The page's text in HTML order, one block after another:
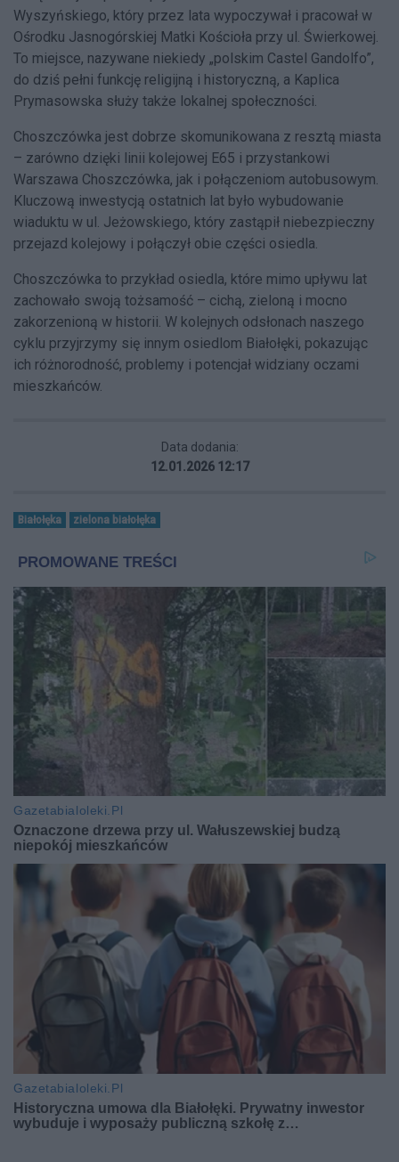
Wyszyńskiego, który przez lata wypoczywał i pracował w
Ośrodku Jasnogórskiej Matki Kościoła przy ul. Świerkowej.
To miejsce, nazywane niekiedy „polskim Castel Gandolfo”,
do dziś pełni funkcję religijną i historyczną, a Kaplica
Prymasowska służy także lokalnej społeczności.
Choszczówka jest dobrze skomunikowana z resztą miasta
– zarówno dzięki linii kolejowej E65 i przystankowi
Warszawa Choszczówka, jak i połączeniom autobusowym.
Kluczową inwestycją ostatnich lat było wybudowanie
wiaduktu w ul. Jeżowskiego, który zastąpił niebezpieczny
przejazd kolejowy i połączył obie części osiedla.
Choszczówka to przykład osiedla, które mimo upływu lat
zachowało swoją tożsamość – cichą, zieloną i mocno
zakorzenioną w historii. W kolejnych odsłonach naszego
cyklu przyjrzymy się innym osiedlom Białołęki, pokazując
ich różnorodność, problemy i potencjał widziany oczami
mieszkańców.
Data dodania:
12.01.2026 12:17
Białołęka zielona białołęka